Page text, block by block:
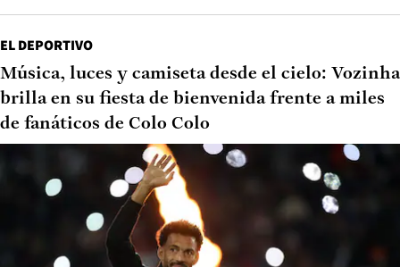
EL DEPORTIVO
Música, luces y camiseta desde el cielo: Vozinha
brilla en su fiesta de bienvenida frente a miles
de fanáticos de Colo Colo